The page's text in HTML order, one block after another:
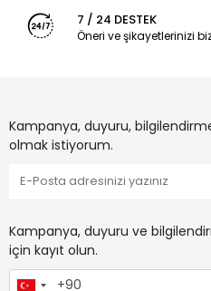
7 / 24 DESTEK
Öneri ve şikayetlerinizi
Kampanya, duyuru,
olmak istiyorum.
Kampanya, duyuru ve
için kayıt olun.